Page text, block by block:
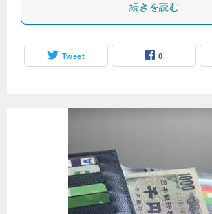
続きを読む
Tweet 0